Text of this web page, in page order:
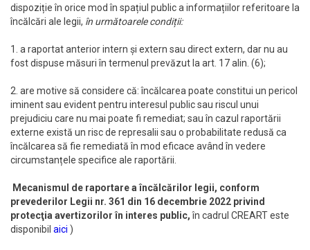
dispoziție în orice mod în spațiul public a informațiilor referitoare la
încălcări ale legii, în următoarele condiții:
1. a raportat anterior intern și extern sau direct extern, dar nu au
fost dispuse măsuri în termenul prevăzut la art. 17 alin. (6);
2. are motive să considere că: încălcarea poate constitui un pericol
iminent sau evident pentru interesul public sau riscul unui
prejudiciu care nu mai poate fi remediat; sau în cazul raportării
externe există un risc de represalii sau o probabilitate redusă ca
încălcarea să fie remediată în mod eficace având în vedere
circumstanțele specifice ale raportării.
Mecanismul de raportare a încălcărilor legii, conform
prevederilor Legii nr. 361 din 16 decembrie 2022 privind
protecţia avertizorilor în interes public,în cadrul CREART este
disponibil aici )